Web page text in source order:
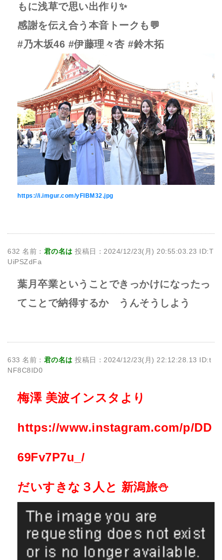
もに浅草で思い出作り✨
感謝を伝え合う本音トークも💬
#乃木坂46 #伊藤理々杏 #鈴木拓
https://i.imgur.com/yFIBM32.jpg
632 名前： 君の名は 投稿日：2024/12/23(月) 20:55:03.23 ID:T
UiPSZdFa
葉月卒業ということできっかけになったっ
てことで納得するか うんそうしよう
633 名前： 君の名は 投稿日：2024/12/23(月) 22:12:28.13 ID:t
NF8C8ID0
梅澤 美波インスタより
https://www.instagram.com/p/DD
69Fv7P7u_/
だいすきな３人と 新潟旅⛄